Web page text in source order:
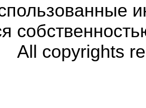
All copyrights